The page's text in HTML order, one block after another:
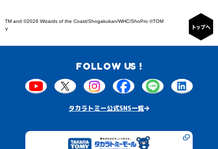
TM and ©2026 Wizards of the Coast/Shogakukan/WHC/ShoPro ©TOM
Y
FOLLOW US !
タカラトミー公式SNS一覧